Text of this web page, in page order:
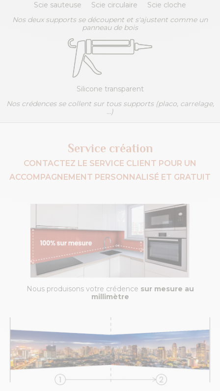
Scie sauteuse Scie circulaire
Scie cloche
Nos deux supports se découpent et s'ajustent comme un
panneau de bois
Silicone transparent
Nos crédences se collent sur tous supports (placo, carrelage,
...)
Service création
CONTACTEZ LE SERVICE CLIENT POUR UN
ACCOMPAGNEMENT PERSONNALISÉ ET GRATUIT
Nous produisons votre crédence sur mesure au
millimètre